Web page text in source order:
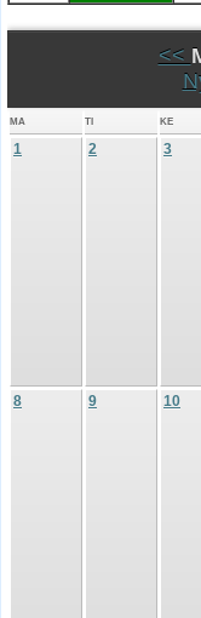
<<
MA TI KE
1 2 3
8 9 10